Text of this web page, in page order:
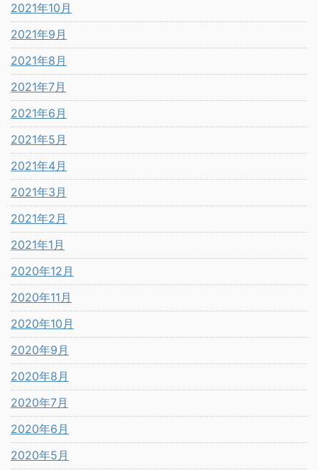
2021年10月
2021年9月
2021年8月
2021年7月
2021年6月
2021年5月
2021年4月
2021年3月
2021年2月
2021年1月
2020年12月
2020年11月
2020年10月
2020年9月
2020年8月
2020年7月
2020年6月
2020年5月